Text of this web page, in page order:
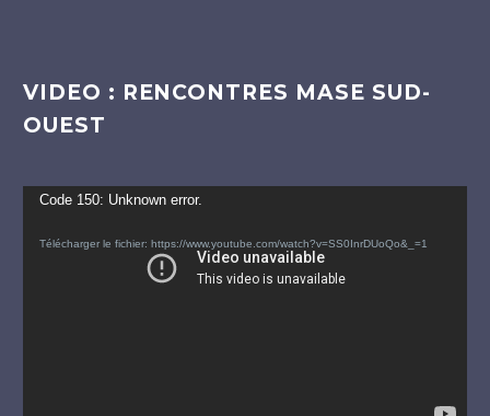
VIDEO : RENCONTRES MASE SUD-
OUEST
Lecteur
Code 150: Unknown error.
Télécharger le fichier: https://www.youtube.com/watch?v=SS0InrDUoQo&_=1